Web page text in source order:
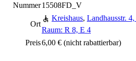
Nummer15508FD_V
Ort
Kreishaus, Landhausstr.
Raum: R 8, E 4
Preis6,00 € (nicht rabattierbar)